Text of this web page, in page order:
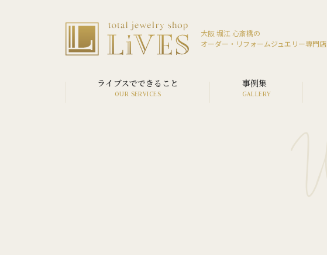
大阪 堀江 心斎橋の
オーダー・リフォームジュエリー専門店
ライブスでできること 事例集